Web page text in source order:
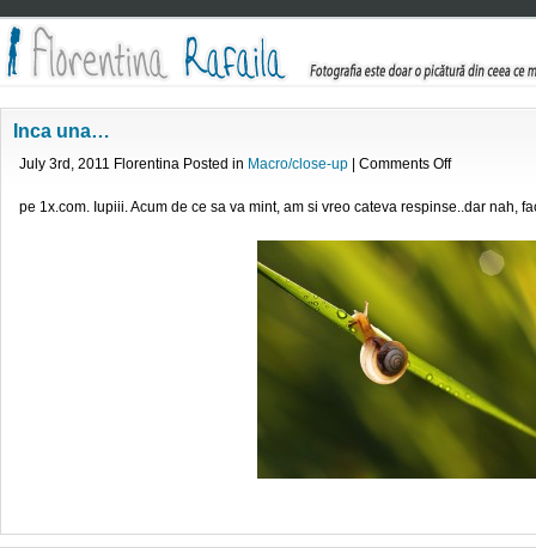
Inca una…
July 3rd, 2011 Florentina Posted in Macro/close-up Comments Offon
una…
pe 1x.com. Iupiii. Acum de ce sa va mint, am si vreo cateva respinse..dar nah,